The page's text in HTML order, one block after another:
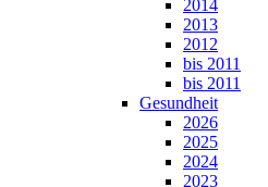
2014
2013
2012
bis 2011
bis 2011
Gesundheit
2026
2025
2024
2023